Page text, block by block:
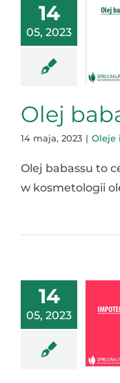
14
05, 2023
Olej
14 maja, 2023 | Oleje
Olej babassu to
w kosmetologii
14
05, 2023